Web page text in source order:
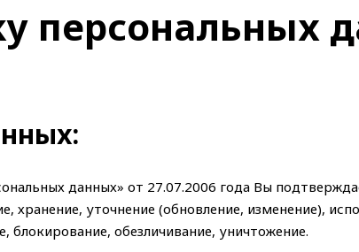
персональных
данных» от 27.07.2006 года Вы
уточнение (обновление, изменение),
обезличивание, уничтожение.